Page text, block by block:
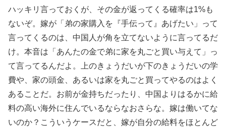
ハッキリ言っておくが、その金が返ってくる確率は1%も
ないぞ。嫁が「弟の家購入を『手伝って』あげたい」って
言ってくるのは、中国人が角を立てないように言ってるだ
け。本音は「あんたの金で弟に家を丸ごと買い与えて」っ
て言ってるんだよ。上のきょうだいが下のきょうだいの学
費や、家の頭金、あるいは家を丸ごと買ってやるのはよく
あることだ。お前が金持ちだったり、中国よりはるかに給
料の高い海外に住んでいるならなおさらな。嫁は働いてな
いのか？こういうケースだと、嫁が自分の給料をほとんど